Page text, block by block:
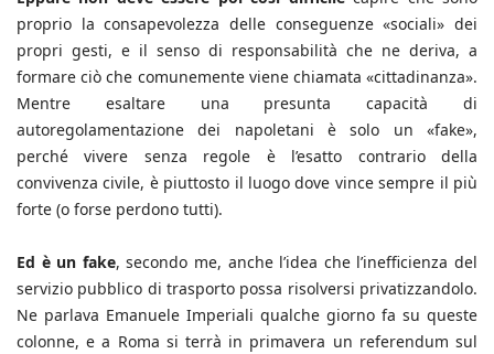
proprio la consapevolezza delle conseguenze «sociali» dei
propri gesti, e il senso di responsabilità che ne deriva, a
formare ciò che comunemente viene chiamata «cittadinanza».
Mentre esaltare una presunta capacità di
autoregolamentazione dei napoletani è solo un «fake»,
perché vivere senza regole è l’esatto contrario della
convivenza civile, è piuttosto il luogo dove vince sempre il più
forte (o forse perdono tutti).
Ed è un fake, secondo me, anche l’idea che l’inefficienza del
servizio pubblico di trasporto possa risolversi privatizzandolo.
Ne parlava Emanuele Imperiali qualche giorno fa su queste
colonne, e a Roma si terrà in primavera un referendum sul